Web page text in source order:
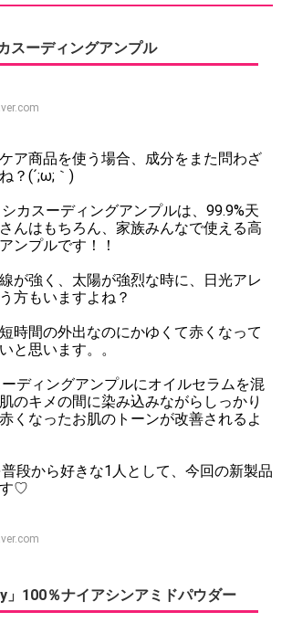
スーディングアンプル
ア商品を使う場合、成分をまた問わざ
？(´;ω;｀)
カスーディングアンプルは、99.9%天
んはもちろん、家族みんなで使える高
ンプルです！！
が強く、太陽が強烈な時に、日光アレ
方もいますよね？
時間の外出なのにかゆくて赤くなって
と思います。。
ーディングアンプルにオイルセラムを混
のキメの間に染み込みながらしっかり
くなったお肌のトーンが改善されるよ
普段から好きな1人として、今回の新製品
す♡
100％ナイアシンアミドパウダー